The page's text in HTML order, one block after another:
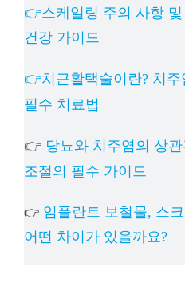
👉스케일링 주의 사항
건강 가이드
👉치근활택술이란? 치주
필수 치료법
👉 당뇨와 치주염의 상
조절의 필수 가이드
👉 임플란트 보철물, 스
어떤 차이가 있을까요?